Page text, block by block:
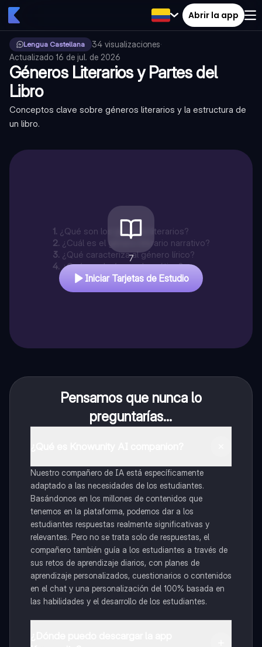
Abrir la app
Lengua Castellana 34 visualizaciones·
Actualizado 16 de jul. de 2026
Géneros Literarios y Partes del
Libro
Conceptos clave sobre géneros literarios y la estructura de
un libro.
1. ¿Qué son los géneros literarios?
2. ¿Cuál es el género literario narrativo?
3. ¿Qué caracteriza al género lírico?
4. ¿Qué es el género dramático?
7
Iniciar Tarjetas de Estudio
Pensamos que nunca lo
preguntarías...
Nuestro compañero de IA está específicamente
adaptado a las necesidades de los estudiantes.
Basándonos en los millones de contenidos que
tenemos en la plataforma, podemos dar a los
estudiantes respuestas realmente significativas y
relevantes. Pero no se trata solo de respuestas, el
compañero también guía a los estudiantes a través de
sus retos de aprendizaje diarios, con planes de
aprendizaje personalizados, cuestionarios o contenidos
en el chat y una personalización del 100% basada en
las habilidades y el desarrollo de los estudiantes.